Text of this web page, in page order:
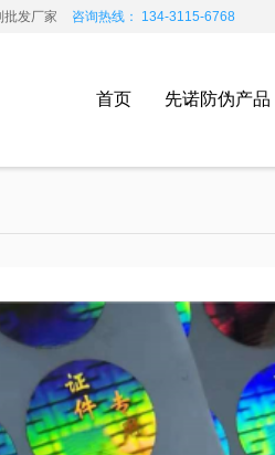
批发厂家 咨询热线： 134-3115-6768
首页 先诺防伪产品